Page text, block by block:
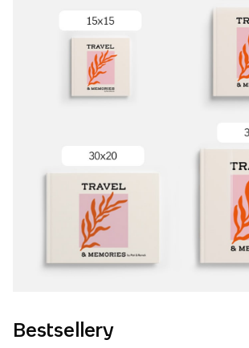
Bestsellery